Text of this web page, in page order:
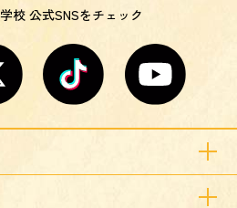
校 公式SNSをチェック